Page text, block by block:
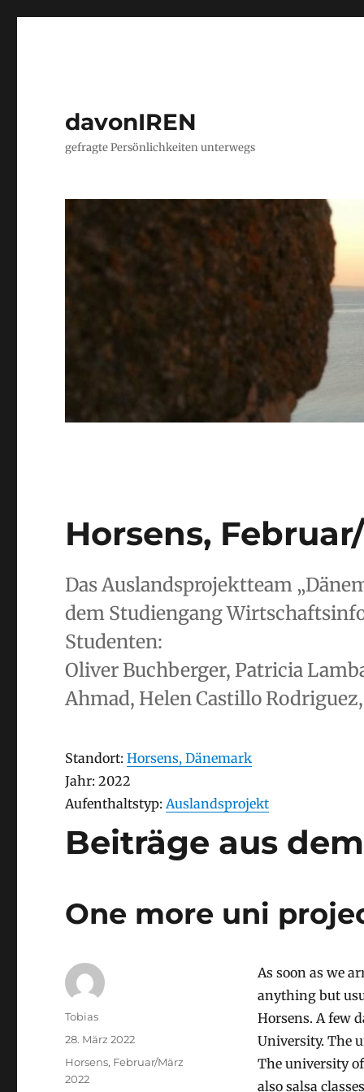
davonIREN
gefragte Persönlichkeiten unterwegs
Horsens,
Das Auslandsprojektteam
dem Studiengang
Studenten:
Oliver Buchberger, Patricia
Ahmad, Helen Castillo
Stay
Standort:Horsens, Dänemark
Stay
Jahr: 2022
Aufenthaltstyp
Aufenthaltstyp:Auslandsprojekt
Beiträge aus
One more uni
As soon as we
anything but
Horsens. A few
University. The
The university
also salsa
Autor
Tobias
Veröffentlicht
28. März 2022
Stay
Horsens, Februar/März
2022